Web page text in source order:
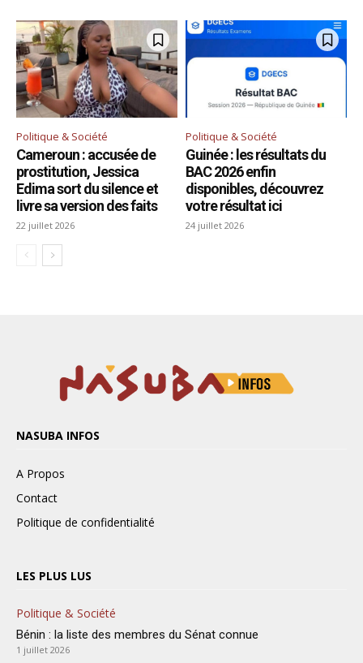
NASUBA INFOS
A Propos
Contact
Politique de confidentialité
LES PLUS LUS
Politique & Société
Bénin : la liste des membres du Sénat connue
1 juillet 2026